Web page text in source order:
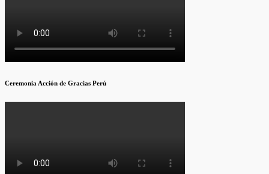
Ceremonia Acción de Gracias Perú